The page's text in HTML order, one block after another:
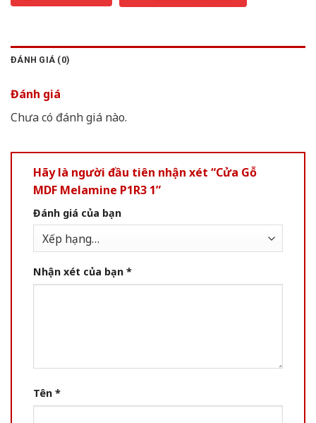
ĐÁNH GIÁ (0)
Đánh giá
Chưa có đánh giá nào.
Hãy là người đầu tiên nhận xét “Cửa Gỗ
MDF Melamine P1R3 1”
Đánh giá của bạn
Nhận xét của bạn *
Tên *